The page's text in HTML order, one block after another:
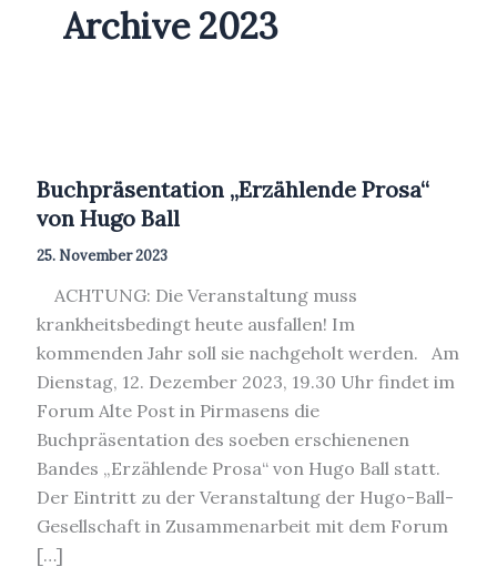
Archive 2023
Buchpräsentation „Erzählende Prosa“
von Hugo Ball
25. November 2023
ACHTUNG: Die Veranstaltung muss
krankheitsbedingt heute ausfallen! Im
kommenden Jahr soll sie nachgeholt werden. Am
Dienstag, 12. Dezember 2023, 19.30 Uhr findet im
Forum Alte Post in Pirmasens die
Buchpräsentation des soeben erschienenen
Bandes „Erzählende Prosa“ von Hugo Ball statt.
Der Eintritt zu der Veranstaltung der Hugo-Ball-
Gesellschaft in Zusammenarbeit mit dem Forum
[…]